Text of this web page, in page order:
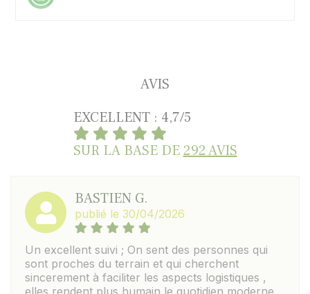
AVIS
EXCELLENT : 4,7/5
SUR LA BASE DE292 AVIS
BASTIEN G.
publié le 30/04/2026
Un excellent suivi ; On sent des personnes qui
sont proches du terrain et qui cherchent
sincerement à faciliter les aspects logistiques ,